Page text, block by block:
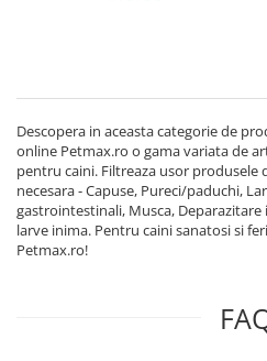
Descopera in aceasta categorie de
online Petmax.ro o gama variata de
pentru caini. Filtreaza usor produsele
necesara - Capuse, Pureci/paduchi,
gastrointestinali, Musca,
larve inima. Pentru caini sanatosi si
Petmax.ro!